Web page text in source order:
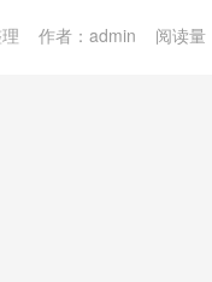
理 作者：admin 阅读量